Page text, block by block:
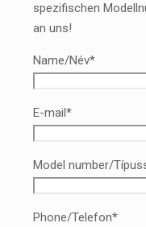
spezifischen
an uns!
Name/Név*
E-mail*
Model number/
Phone/Telefon*